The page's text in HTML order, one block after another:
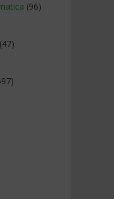
(96)
(47)